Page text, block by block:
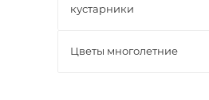
кустарники
Цветы многолетние